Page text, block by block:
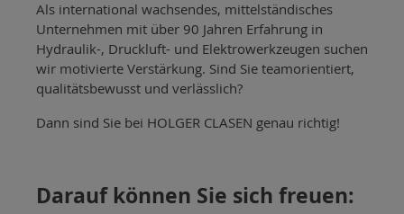
Als international wachsendes, mittelständisches
Unternehmen mit über 90 Jahren Erfahrung in
Hydraulik-, Druckluft- und Elektrowerkzeugen suchen
wir motivierte Verstärkung. Sind Sie teamorientiert,
qualitätsbewusst und verlässlich?
Dann sind Sie bei HOLGER CLASEN genau richtig!
Darauf können Sie sich freuen: